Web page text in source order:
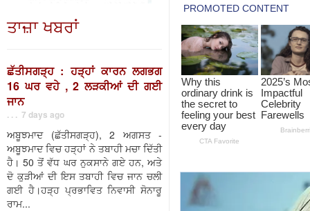
ਤਾਜ਼ਾ ਖਬਰਾਂ
ਛੱਤੀਸਗੜ੍ਹ : ਹੜ੍ਹਾਂ ਕਾਰਨ ਲਗਭਗ
16 ਘਰ ਵਹੇ , 2 ਲੜਕੀਆਂ ਦੀ ਗਈ
ਜਾਨ
. . . 7 days ago
ਅਬੂਝਮਾਦ (ਛੱਤੀਸਗੜ੍ਹ), 2 ਅਗਸਤ -
ਅਬੂਝਮਾਦ ਵਿਚ ਹੜ੍ਹਾਂ ਨੇ ਤਬਾਹੀ ਮਚਾ ਦਿੱਤੀ
ਹੈ। 50 ਤੋਂ ਵੱਧ ਘਰ ਨੁਕਸਾਨੇ ਗਏ ਹਨ, ਅਤੇ
ਦੋ ਕੁੜੀਆਂ ਦੀ ਇਸ ਤਬਾਹੀ ਵਿਚ ਜਾਨ ਚਲੀ
ਗਈ ਹੈ।ਹੜ੍ਹ ਪ੍ਰਭਾਵਿਤ ਨਿਵਾਸੀ ਸੋਨਾਰੂ
ਰਾਮ...